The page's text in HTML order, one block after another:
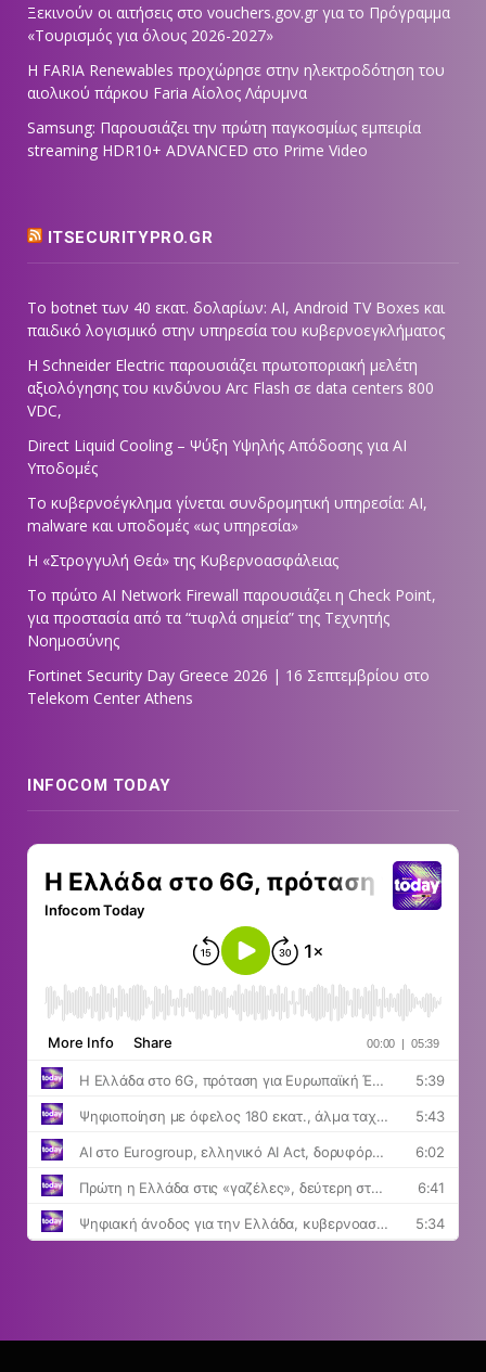
Ξεκινούν οι αιτήσεις στο vouchers.gov.gr για το Πρόγραμμα
«Τουρισμός για όλους 2026-2027»
Η FARIA Renewables προχώρησε στην ηλεκτροδότηση του
αιολικού πάρκου Faria Αίολος Λάρυμνα
Samsung: Παρουσιάζει την πρώτη παγκοσμίως εμπειρία
streaming HDR10+ ADVANCED στο Prime Video
ITSECURITYPRO.GR
Το botnet των 40 εκατ. δολαρίων: AI, Android TV Boxes και
παιδικό λογισμικό στην υπηρεσία του κυβερνοεγκλήματος
Η Schneider Electric παρουσιάζει πρωτοποριακή μελέτη
αξιολόγησης του κινδύνου Arc Flash σε data centers 800
VDC,
Direct Liquid Cooling – Ψύξη Υψηλής Απόδοσης για AI
Υποδομές
Το κυβερνοέγκλημα γίνεται συνδρομητική υπηρεσία: AI,
malware και υποδομές «ως υπηρεσία»
Η «Στρογγυλή Θεά» της Κυβερνοασφάλειας
Tο πρώτο AI Network Firewall παρουσιάζει η Check Point,
για προστασία από τα “τυφλά σημεία” της Τεχνητής
Νοημοσύνης
Fortinet Security Day Greece 2026 | 16 Σεπτεμβρίου στο
Telekom Center Athens
INFOCOM TODAY